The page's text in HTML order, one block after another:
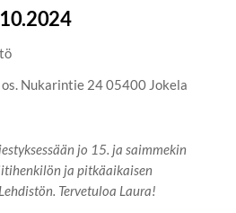
Nukarintie 24 05400 Jokela
jo 15. ja saimmekin
ja pitkäaikaisen
Tervetuloa Laura!